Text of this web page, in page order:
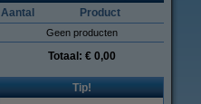
Aantal Product
Geen producten
Totaal: € 0,00
Tip!